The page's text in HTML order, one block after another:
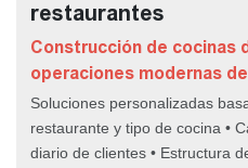
restaurantes
Construcción de cocinas
operaciones modernas
Soluciones personalizadas
restaurante y tipo de cocina •
diario de clientes • Estructura